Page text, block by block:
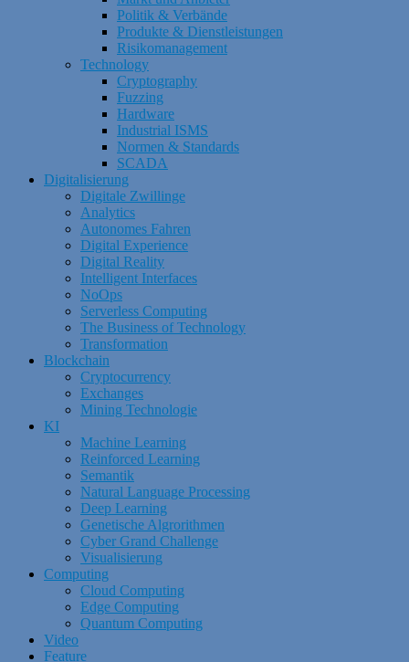
Politik & Verbände
Produkte & Dienstleistungen
Risikomanagement
Technology
Cryptography
Fuzzing
Hardware
Industrial ISMS
Normen & Standards
SCADA
Digitalisierung
Digitale Zwillinge
Analytics
Autonomes Fahren
Digital Experience
Digital Reality
Intelligent Interfaces
NoOps
Serverless Computing
The Business of Technology
Transformation
Blockchain
Cryptocurrency
Exchanges
Mining Technologie
KI
Machine Learning
Reinforced Learning
Semantik
Natural Language Processing
Deep Learning
Genetische Algrorithmen
Cyber Grand Challenge
Visualisierung
Computing
Cloud Computing
Edge Computing
Quantum Computing
Video
Feature